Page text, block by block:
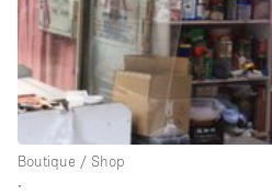
Creative Space
Event Space
Fair / Festival
Hall
Boutique / Shop
∙